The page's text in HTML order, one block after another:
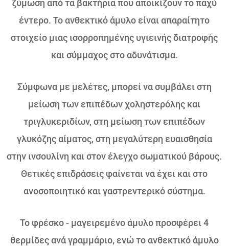
ζύμωση από τα βακτήρια που αποικίζουν το παχύ
έντερο. Το ανθεκτικό άμυλο είναι απαραίτητο
στοιχείο μιας ισορροπημένης υγιεινής διατροφής
και σύμμαχος στο αδυνάτισμα.
Σύμφωνα με μελέτες, μπορεί να συμβάλει στη
μείωση των επιπέδων χοληστερόλης και
τριγλυκεριδίων, στη μείωση των επιπέδων
γλυκόζης αίματος, στη μεγαλύτερη ευαισθησία
στην ινσουλίνη και στον έλεγχο σωματικού βάρους.
Θετικές επιδράσεις φαίνεται να έχει και στο
ανοσοποιητικό και γαστρεντερικό σύστημα.
Το φρέσκο - μαγειρεμένο άμυλο προσφέρει 4
θερμίδες ανά γραμμάριο, ενώ το ανθεκτικό άμυλο